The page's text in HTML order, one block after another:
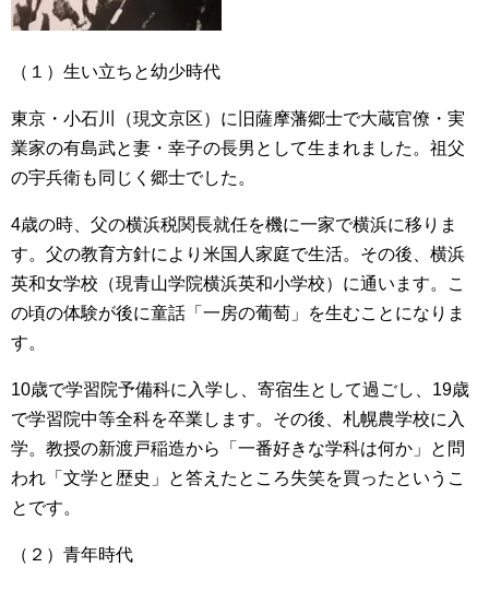
（１）生い立ちと幼少時代
東京・小石川（現文京区）に旧薩摩藩郷士で大蔵官僚・実
業家の有島武と妻・幸子の長男として生まれました。祖父
の宇兵衛も同じく郷士でした。
4歳の時、父の横浜税関長就任を機に一家で横浜に移りま
す。父の教育方針により米国人家庭で生活。その後、横浜
英和女学校（現青山学院横浜英和小学校）に通います。こ
の頃の体験が後に童話「一房の葡萄」を生むことになりま
す。
10歳で学習院予備科に入学し、寄宿生として過ごし、19歳
で学習院中等全科を卒業します。その後、札幌農学校に入
学。教授の新渡戸稲造から「一番好きな学科は何か」と問
われ「文学と歴史」と答えたところ失笑を買ったというこ
とです。
（２）青年時代